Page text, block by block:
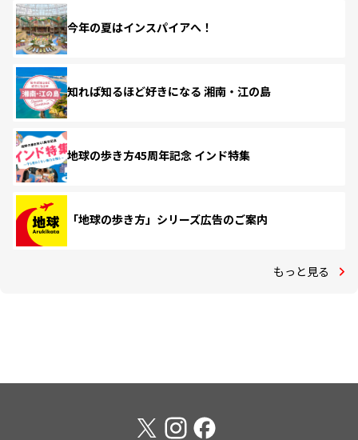
今年の夏はインスパイアへ！
知れば知るほど好きになる 湘南・江の島
地球の歩き方45周年記念 インド特集
「地球の歩き方」シリーズ広告のご案内
もっと見る